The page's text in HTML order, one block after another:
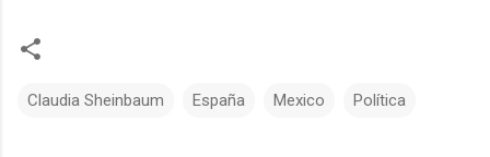
Claudia Sheinbaum España Mexico Política